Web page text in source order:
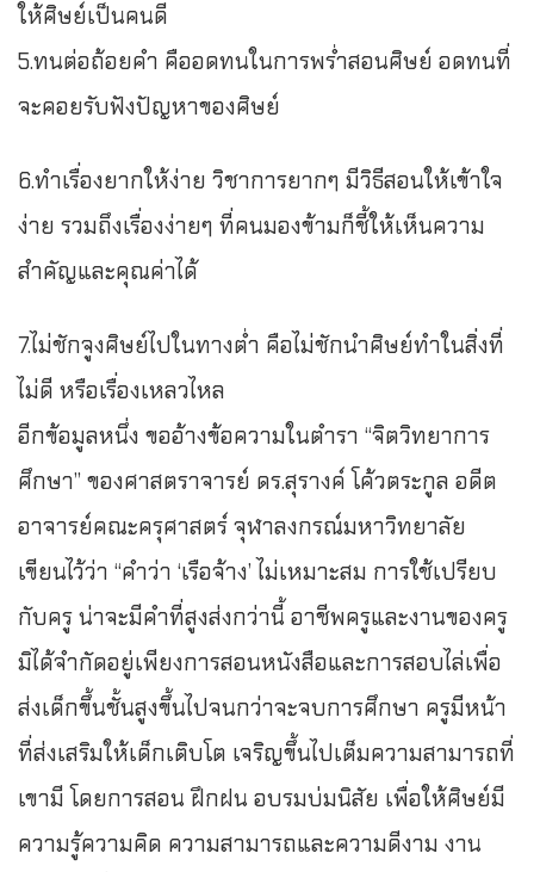
ให้ศิษย์เป็นคนดี
5.ทนต่อถ้อยคำ คืออดทนในการพร่ำสอนศิษย์ อดทนที่
จะคอยรับฟังปัญหาของศิษย์
6.ทำเรื่องยากให้ง่าย วิชาการยากๆ มีวิธีสอนให้เข้าใจ
ง่าย รวมถึงเรื่องง่ายๆ ที่คนมองข้ามก็ชี้ให้เห็นความ
สำคัญและคุณค่าได้
7.ไม่ชักจูงศิษย์ไปในทางต่ำ คือไม่ชักนำศิษย์ทำในสิ่งที่
ไม่ดี หรือเรื่องเหลวไหล
อีกข้อมูลหนึ่ง ขออ้างข้อความในตำรา “จิตวิทยาการ
ศึกษา” ของศาสตราจารย์ ดร.สุรางค์ โค้วตระกูล อดีต
อาจารย์คณะครุศาสตร์ จุฬาลงกรณ์มหาวิทยาลัย
เขียนไว้ว่า “คำว่า ‘เรือจ้าง’ ไม่เหมาะสม การใช้เปรียบ
กับครู น่าจะมีคำที่สูงส่งกว่านี้ อาชีพครูและงานของครู
มิได้จำกัดอยู่เพียงการสอนหนังสือและการสอบไล่เพื่อ
ส่งเด็กขึ้นชั้นสูงขึ้นไปจนกว่าจะจบการศึกษา ครูมีหน้า
ที่ส่งเสริมให้เด็กเติบโต เจริญขึ้นไปเต็มความสามารถที่
เขามี โดยการสอน ฝึกฝน อบรมบ่มนิสัย เพื่อให้ศิษย์มี
ความรู้ความคิด ความสามารถและความดีงาม งาน